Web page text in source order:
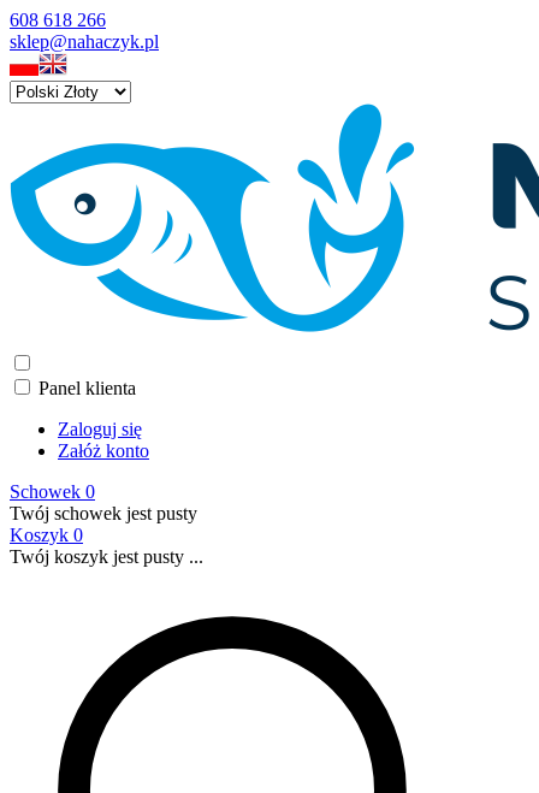
608 618 266
sklep@nahaczyk.pl
Panel klienta
Zaloguj się
Załóż konto
Schowek 0
Twój schowek jest pusty
Koszyk 0
Twój koszyk jest pusty ...